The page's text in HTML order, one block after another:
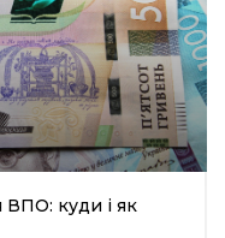
куди і як